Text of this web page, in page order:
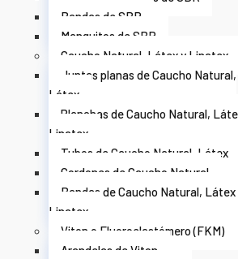
Bandas de SBR
Manguitos de SBR
Caucho Natural, Látex y Linatex
Juntas planas de Caucho Natural,
Látex
Planchas de Caucho Natural,
Linatex
Tubos de Caucho Natural, Látex
Cordones de Caucho Natural
Bandas de Caucho Natural, Látex
Linatex
Viton o Fluoroelastómero (FKM)
Arandelas de Viton